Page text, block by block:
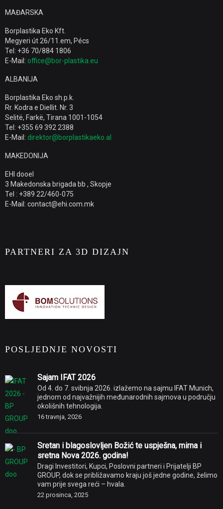
MAĐARSKA
Borplastika Eko Kft.
Megyeri út 26/11.em, Pécs
Tel: +36 70/884 1806
E-Mail: office@bor-plastika.eu
ALBANIJA
Borplastika Eko sh.p.k.
Rr. Kodra e Diellit. Nr. 3
Selitë, Farkë, Tirana 1001-1054
Tel: +355 69 392 2388
E-Mail: direktor@borplastikaeko.al
MAKEDONIJA
EHI dooel
3 Makedonska brigada bb , Skopje
Tel : +389 22/460-075
E-Mail: contact@ehi.com.mk
PARTNERI ZA 3D DIZAJN
POSLJEDNJE NOVOSTI
Sajam IFAT 2026
Od 4. do 7. svibnja 2026. izlažemo na sajmu IFAT Munich,
jednom od najvažnijih međunarodnih sajmova u području
okolišnih tehnologija.
16 travnja, 2026
Sretan i blagoslovljen Božić te uspješna, mirna i
sretna Nova 2026. godina!
Dragi Investitori, Kupci, Poslovni partneri i Prijatelji BP
GROUP, dok se približavamo kraju još jedne godine, želimo
vam prije svega reći – hvala.
22 prosinca, 2025